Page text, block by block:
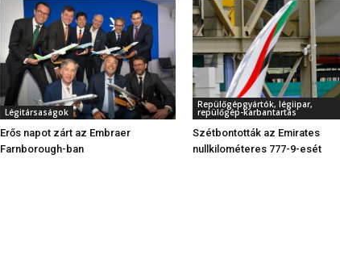
Légitársaságok
Erős napot zárt az Embraer
Farnborough-ban
Repülőgépgyártók, légiipar,
repülőgép-karbantartás
Szétbontották az Emirates
nullkilométeres 777-9-esét